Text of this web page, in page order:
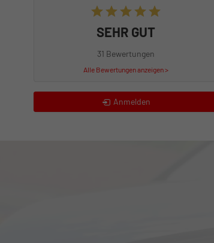
SEHR GUT
31 Bewertungen
Alle Bewertungen anzeigen >
Anmelden